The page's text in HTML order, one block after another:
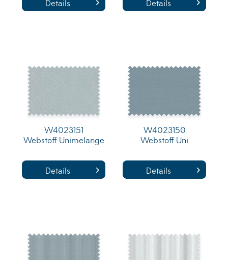
W4023151
Webstoff Unimelange
Details
W4023150
Webstoff Uni
Details